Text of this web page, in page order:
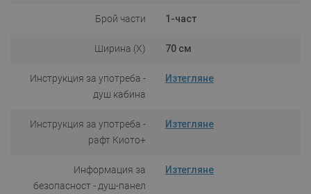
Брой части 1-част
Ширина (X) 70 см
Инструкция за употреба -
душ кабина
Изтегляне
Инструкция за употреба -
рафт Киото+
Изтегляне
Информация за
безопасност - душ-панел
Изтегляне